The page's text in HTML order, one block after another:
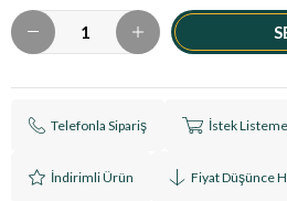
Telefonla Sipariş İstek
İndirimli Ürün Fiyat Düşünce